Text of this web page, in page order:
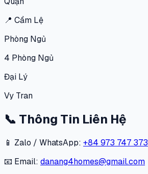
📍 Cẩm Lệ
Phòng Ngủ
4 Phòng Ngủ
Đại Lý
Vy Tran
📞 Thông Tin Liên Hệ
📱 Zalo / WhatsApp: +84 973 747 373
📧 Email: danang4homes@gmail.com